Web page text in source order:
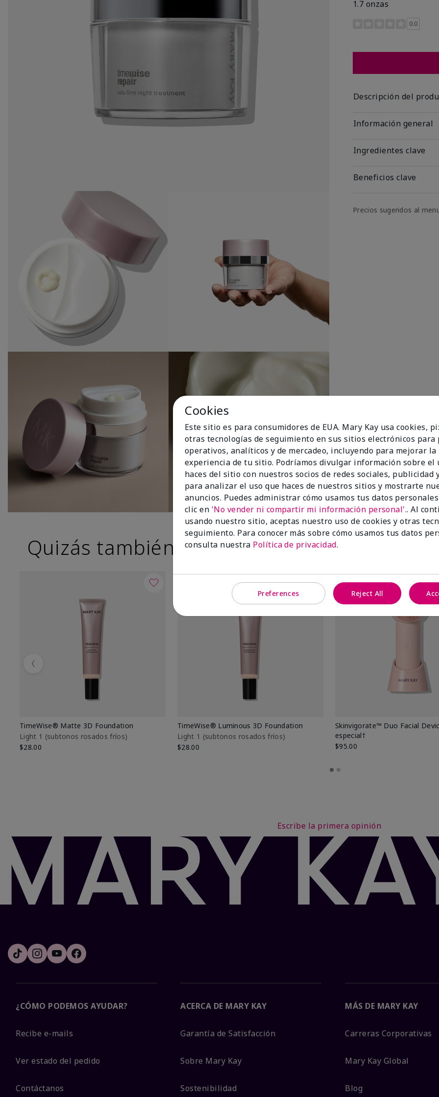
1.7 onzas
Calificación de clientes
0.0
Descripción del
Información general
Ingredientes clave
Beneficios clave
Precios sugeridos al
Quizás también te guste
TimeWise® Matte 3D Foundation
Light 1​ (subtonos rosados fríos)
$28.00
TimeWise® Luminous 3D Foundation
Light 1​ (subtonos rosados fríos)
$28.00
Skinvigorate™ Duo Facial
especial†
$95.00
Previous
Escribe la primera opinión
¿CÓMO PODEMOS AYUDAR?
Recibe e-mails
Ver estado del pedido
Contáctanos
ACERCA DE MARY KAY
Garantía de Satisfacción
Sobre Mary Kay
Sostenibilidad
MÁS DE MARY KAY
Carreras Corporativas
Mary Kay Global
Blog
Cookies
Este sitio es para consumidores de EUA. Mary Kay usa cookies,
otras tecnologías de seguimiento en sus sitios electrónicos para
operativos, analíticos y de mercadeo, incluyendo para mejorar la
experiencia de tu sitio. Podríamos divulgar información sobre el
haces del sitio con nuestros socios de redes sociales, publicidad
para analizar el uso que haces de nuestros sitios y mostrarte
anuncios. Puedes administrar cómo usamos tus datos
clic en 'No vender ni compartir mi información personal'.. Al
usando nuestro sitio, aceptas nuestro uso de cookies y otras
seguimiento. Para conocer más sobre cómo usamos tus datos
consulta nuestra Política de privacidad.
Preferences Reject All